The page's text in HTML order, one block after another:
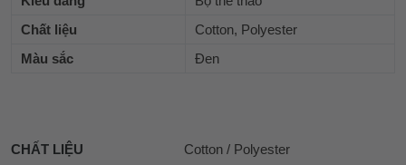
Chất liệu
Cotton, Polyester
Màu sắc
Đen
CHẤT LIỆU Cotton / Polyester